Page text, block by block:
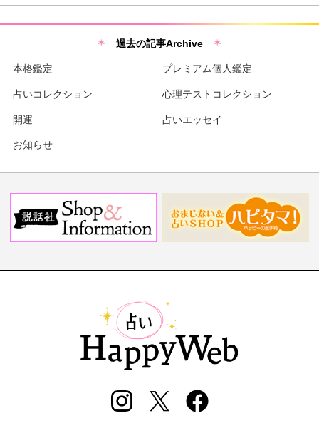
過去の記事Archive
本格鑑定 プレミアム個人鑑定
占いコレクション 心理テストコレクション
開運 占いエッセイ
お知らせ